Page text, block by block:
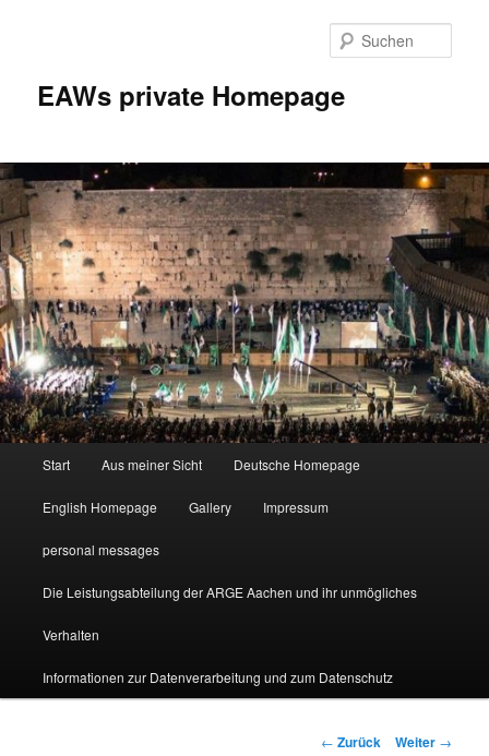
EAWs private Homepage
Start Aus meiner Sicht Deutsche Homepage
English Homepage Gallery Impressum
personal messages
Die Leistungsabteilung der ARGE Aachen und ihr unmögliches
Verhalten
Informationen zur Datenverarbeitung und zum Datenschutz
Beitragsnavigation
← Zurück Weiter →